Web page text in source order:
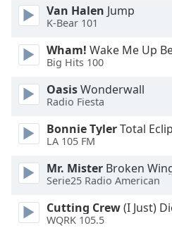
window.
Text
Background
Van Halen Jump
K-Bear 101
Wham! Wake Me Up
Big Hits 100
OasisWonderwall
Radio Fiesta
Bonnie TylerTotal
LA 105 FM
Mr. Mister Broken
Serie25 Radio American
Cutting Crew(I Just)
WQRK 105.5